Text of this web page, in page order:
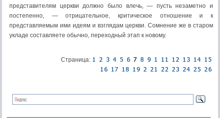
представителям церкви должно было влечь, — пусть незаметно и
постепенно, — отрицательное, критическое отношение и к
представляемым ими идеям и взглядам церкви. Сомнение же в старом
укладе составляете обычно, переходный этап к новому.
Страница: